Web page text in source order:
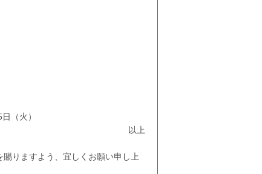
（火）
以上
りますよう、宜しくお願い申し上